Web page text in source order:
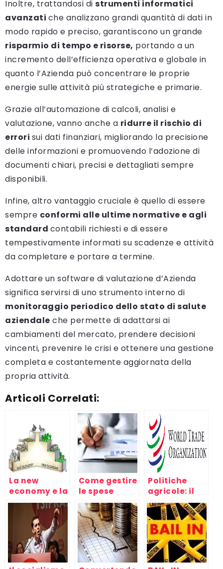
Inoltre, trattandosi di strumenti informatici
avanzati che analizzano grandi quantità di dati in
modo rapido e preciso, garantiscono un grande
risparmio di tempo e risorse, portando a un
incremento dell’efficienza operativa e globale in
quanto l’Azienda può concentrare le proprie
energie sulle attività più strategiche e primarie.
Grazie all’automazione di calcoli, analisi e
valutazione, vanno anche a ridurre il rischio di
errori sui dati finanziari, migliorando la precisione
delle informazioni e promuovendo l’adozione di
documenti chiari, precisi e dettagliati sempre
disponibili.
Infine, altro vantaggio cruciale è quello di essere
sempre conformi alle ultime normative e agli
standard contabili richiesti e di essere
tempestivamente informati su scadenze e attività
da completare e portare a termine.
Adottare un software di valutazione d’Azienda
significa servirsi di uno strumento interno di
monitoraggio periodico dello stato di salute
aziendale che permette di adattarsi ai
cambiamenti del mercato, prendere decisioni
vincenti, prevenire le crisi e ottenere una gestione
completa e costantemente aggiornata della
propria attività.
Articoli Correlati:
La new
economy e la
crisi del
capitale,
mondo del
lavoro e
capitalismo
Come gestire
le spese
dell’azienda?
Politiche
agricole: il
divario fra
Nord e Sud
del mondo al
WTO di
Cancùn